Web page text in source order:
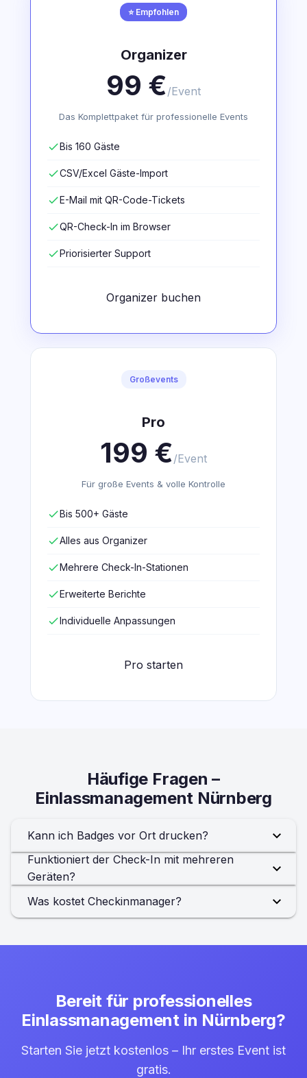
⭐ Empfohlen
Organizer
99 €/Event
Das Komplettpaket für professionelle Events
checkBis 160 Gäste
checkCSV/Excel Gäste-Import
checkE-Mail mit QR-Code-Tickets
checkQR-Check-In im Browser
checkPriorisierter Support
Organizer buchen
Großevents
Pro
199 €/Event
Für große Events & volle Kontrolle
checkBis 500+ Gäste
checkAlles aus Organizer
checkMehrere Check-In-Stationen
checkErweiterte Berichte
checkIndividuelle Anpassungen
Pro starten
Häufige Fragen –
Einlassmanagement Nürnberg
Kann ich Badges vor Ort drucken?
Funktioniert der Check-In mit mehreren
Geräten?
Was kostet Checkinmanager?
Bereit für professionelles
Einlassmanagement in Nürnberg?
Starten Sie jetzt kostenlos – Ihr erstes Event ist
gratis.